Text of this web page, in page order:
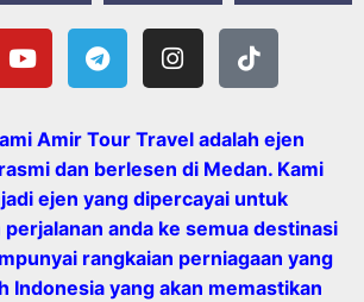
Amir Tour Travel adalah ejen
dan berlesen di Medan. Kami
ejen yang dipercayai untuk
anda ke semua destinasi
rangkaian perniagaan yang
Indonesia yang akan memastikan